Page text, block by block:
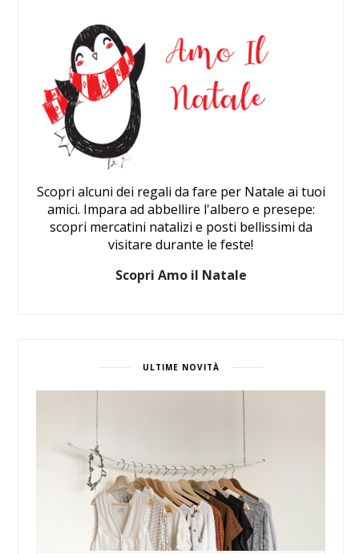
Scopri alcuni dei regali da fare per Natale ai tuoi
amici. Impara ad abbellire l'albero e presepe:
scopri mercatini natalizi e posti bellissimi da
visitare durante le feste!
Scopri Amo il Natale
ULTIME NOVITÀ